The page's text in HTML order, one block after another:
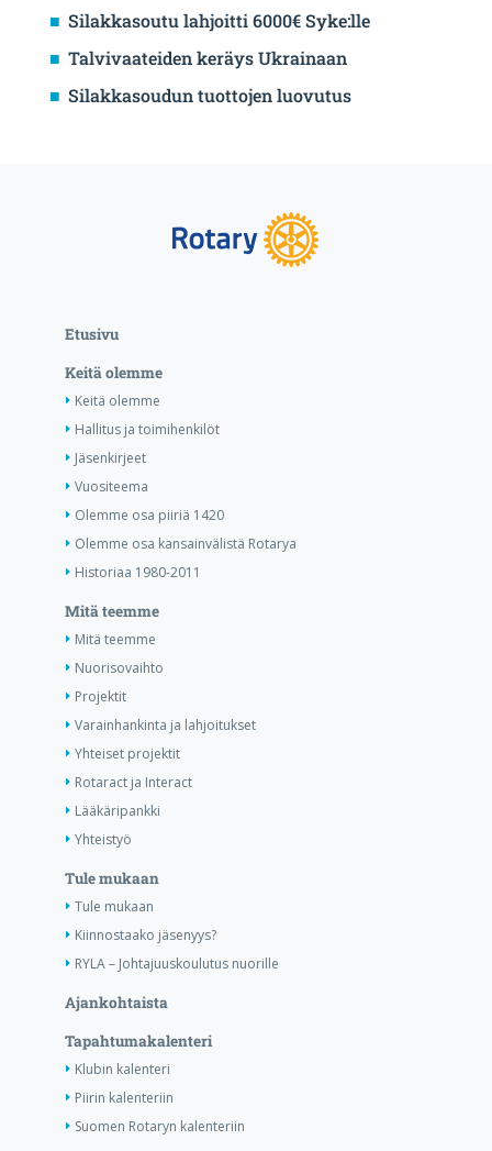
Silakkasoutu lahjoitti 6000€ Syke:lle
Talvivaateiden keräys Ukrainaan
Silakkasoudun tuottojen luovutus
Etusivu
Keitä olemme
Keitä olemme
Hallitus ja toimihenkilöt
Jäsenkirjeet
Vuositeema
Olemme osa piiriä 1420
Olemme osa kansainvälistä Rotarya
Historiaa 1980-2011
Mitä teemme
Mitä teemme
Nuorisovaihto
Projektit
Varainhankinta ja lahjoitukset
Yhteiset projektit
Rotaract ja Interact
Lääkäripankki
Yhteistyö
Tule mukaan
Tule mukaan
Kiinnostaako jäsenyys?
RYLA – Johtajuuskoulutus nuorille
Ajankohtaista
Tapahtumakalenteri
Klubin kalenteri
Piirin kalenteriin
Suomen Rotaryn kalenteriin